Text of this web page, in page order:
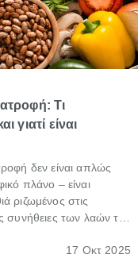
Τι
γιατί είναι
δεν είναι απλώς
πλάνο – είναι
ριζωμένος στις
συνήθειες των λαών της
υλικά, αυτή η διατροφή
17 Οκτ 2025